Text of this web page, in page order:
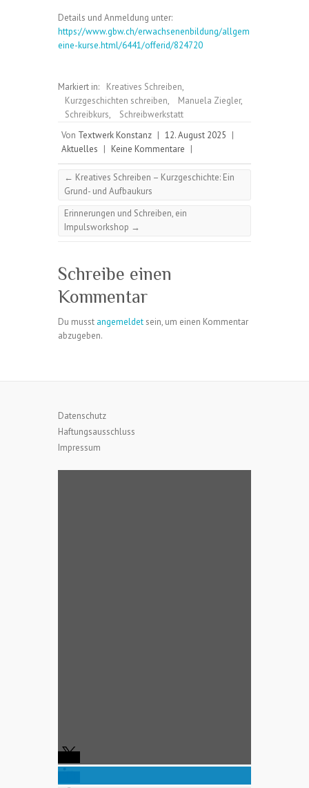
Details und Anmeldung unter:
https://www.gbw.ch/erwachsenenbildung/allgem
eine-kurse.html/6441/offerid/824720
Markiert in: Kreatives Schreiben,
Kurzgeschichten schreiben, Manuela Ziegler,
Schreibkurs,
Schreibwerkstatt
Von Textwerk Konstanz | 12. August 2025 |
Aktuelles | Keine Kommentare |
← Kreatives Schreiben – Kurzgeschichte: Ein
Grund- und Aufbaukurs
Erinnerungen und Schreiben, ein
Impulsworkshop →
Schreibe einen
Kommentar
Du musst angemeldet sein, um einen Kommentar
abzugeben.
Datenschutz
Haftungsausschluss
Impressum